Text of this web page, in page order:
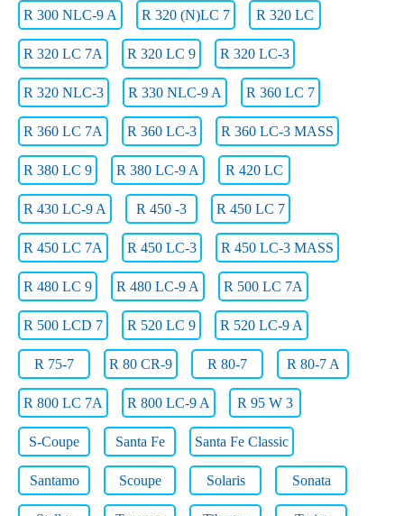
R 300 NLC-9 A R 320 (N)LC 7 R 320 LC
R 320 LC 7A R 320 LC 9 R 320 LC-3
R 320 NLC-3 R 330 NLC-9 A R 360 LC 7
R 360 LC 7A R 360 LC-3 R 360 LC-3 MASS
R 380 LC 9 R 380 LC-9 A R 420 LC
R 430 LC-9 A R 450 -3 R 450 LC 7
R 450 LC 7A R 450 LC-3 R 450 LC-3 MASS
R 480 LC 9 R 480 LC-9 A R 500 LC 7A
R 500 LCD 7 R 520 LC 9 R 520 LC-9 A
R 75-7 R 80 CR-9 R 80-7 R 80-7 A
R 800 LC 7A R 800 LC-9 A R 95 W 3
S-Coupe Santa Fe Santa Fe Classic
Santamo Scoupe Solaris Sonata